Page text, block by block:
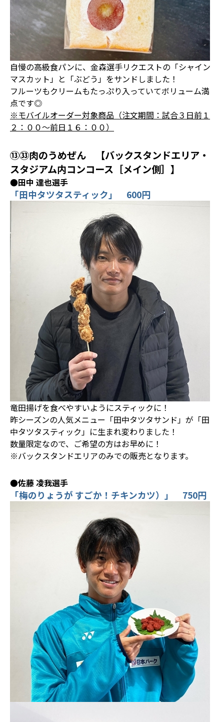
自慢の高級食パンに、金森選手リクエストの「シャイン
マスカット」と「ぶどう」をサンドしました！
フルーツもクリームもたっぷり入っていてボリューム満
点です◎
※モバイルオーダー対象商品（注文期間：試合３日前１
２：００～前日１６：００）
⑬㉝肉のうめぜん 【バックスタンドエリア・
スタジアム内コンコース［メイン側］】
●田中 達也選手
「田中タツタスティック」 600円
竜田揚げを食べやすいようにスティックに！
昨シーズンの人気メニュー「田中タツタサンド」が「田
中タツタスティック」に生まれ変わりました！
数量限定なので、ご希望の方はお早めに！
※バックスタンドエリアのみでの販売となります。
●佐藤 凌我選手
「梅のりょうが すごか！チキンカツ）」 750円